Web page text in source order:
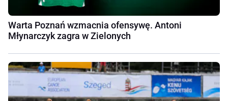
Warta Poznań wzmacnia ofensywę. Antoni
Młynarczyk zagra w Zielonych